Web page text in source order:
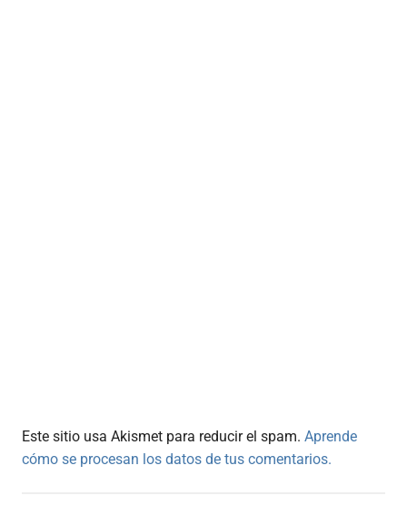
Este sitio usa Akismet para reducir el spam. Aprende
cómo se procesan los datos de tus comentarios.